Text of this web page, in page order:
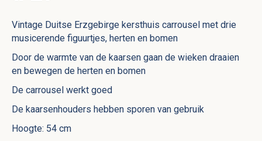
Vintage Duitse Erzgebirge kersthuis carrousel met drie
musicerende figuurtjes, herten en bomen
Door de warmte van de kaarsen gaan de wieken draaien
en bewegen de herten en bomen
De carrousel werkt goed
De kaarsenhouders hebben sporen van gebruik
Hoogte: 54 cm